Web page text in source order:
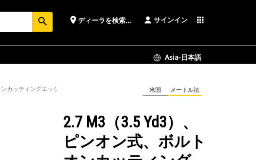
search place ディーラを検索する サインイン apps
Asia-日本語
カッティングエッジ 米国 メートル法
2.7 M3（3.5 Yd3）、
ピンオン式、ボルト